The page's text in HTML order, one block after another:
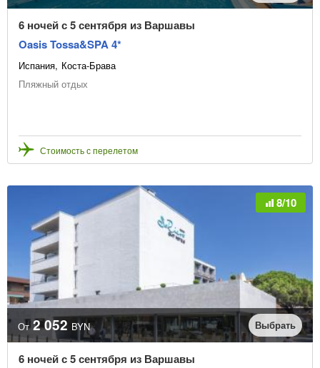
6 ночей с 5 сентября из Варшавы
Oasis Tossa&SPA 4*
Испания Коста-Брава
Пляжный отдых
Стоимость с перелетом
8/10
От 2 052 BYN Выбрать
6 ночей с 5 сентября из Варшавы